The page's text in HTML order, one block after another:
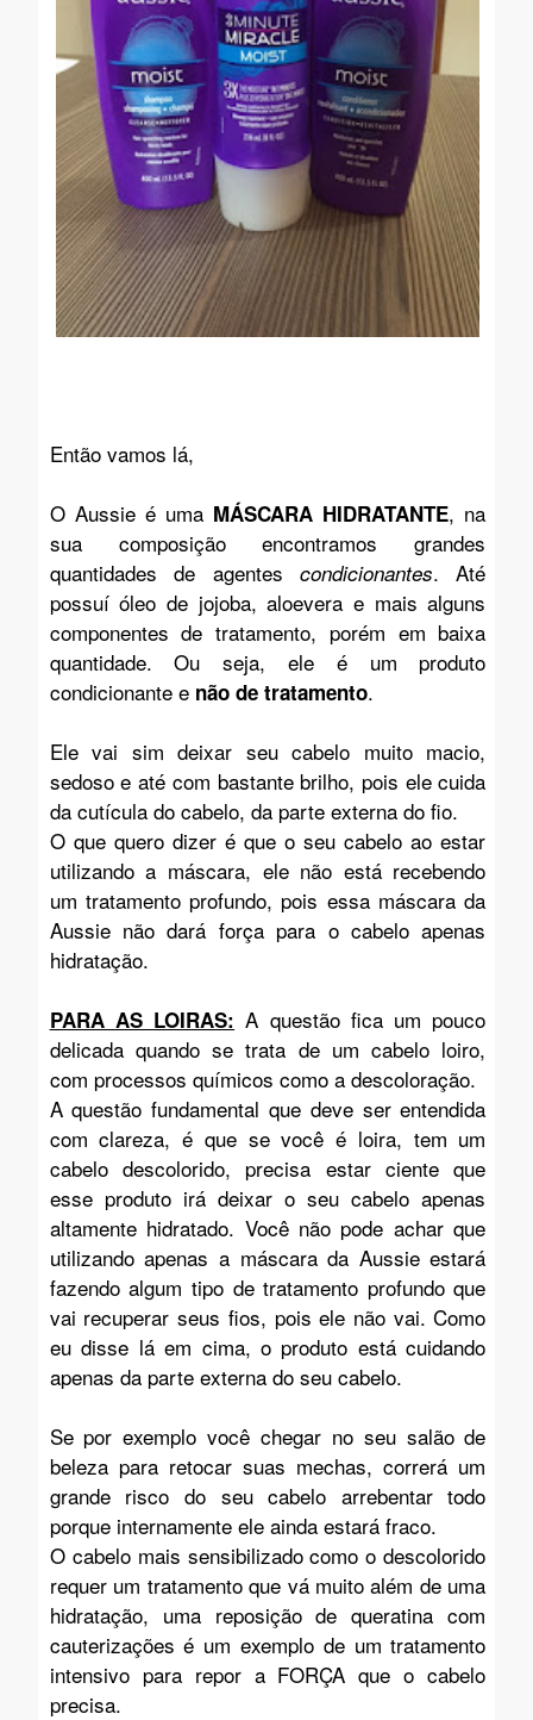
Então vamos lá,
O Aussie é uma MÁSCARA HIDRATANTE, na
sua composição encontramos grandes
quantidades de agentes condicionantes. Até
possuí óleo de jojoba, aloevera e mais alguns
componentes de tratamento, porém em baixa
quantidade. Ou seja, ele é um produto
condicionante e não de tratamento.
Ele vai sim deixar seu cabelo muito macio,
sedoso e até com bastante brilho, pois ele cuida
da cutícula do cabelo, da parte externa do fio.
O que quero dizer é que o seu cabelo ao estar
utilizando a máscara, ele não está recebendo
um tratamento profundo, pois essa máscara da
Aussie não dará força para o cabelo apenas
hidratação.
PARA AS LOIRAS: A questão fica um pouco
delicada quando se trata de um cabelo loiro,
com processos químicos como a descoloração.
A questão fundamental que deve ser entendida
com clareza, é que se você é loira, tem um
cabelo descolorido, precisa estar ciente que
esse produto irá deixar o seu cabelo apenas
altamente hidratado. Você não pode achar que
utilizando apenas a máscara da Aussie estará
fazendo algum tipo de tratamento profundo que
vai recuperar seus fios, pois ele não vai. Como
eu disse lá em cima, o produto está cuidando
apenas da parte externa do seu cabelo.
Se por exemplo você chegar no seu salão de
beleza para retocar suas mechas, correrá um
grande risco do seu cabelo arrebentar todo
porque internamente ele ainda estará fraco.
O cabelo mais sensibilizado como o descolorido
requer um tratamento que vá muito além de uma
hidratação, uma reposição de queratina com
cauterizações é um exemplo de um tratamento
intensivo para repor a FORÇA que o cabelo
precisa.